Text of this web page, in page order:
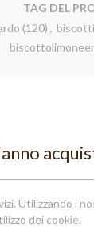
TAG DEL
(120) ,
Utilizzando i
dei cookie.